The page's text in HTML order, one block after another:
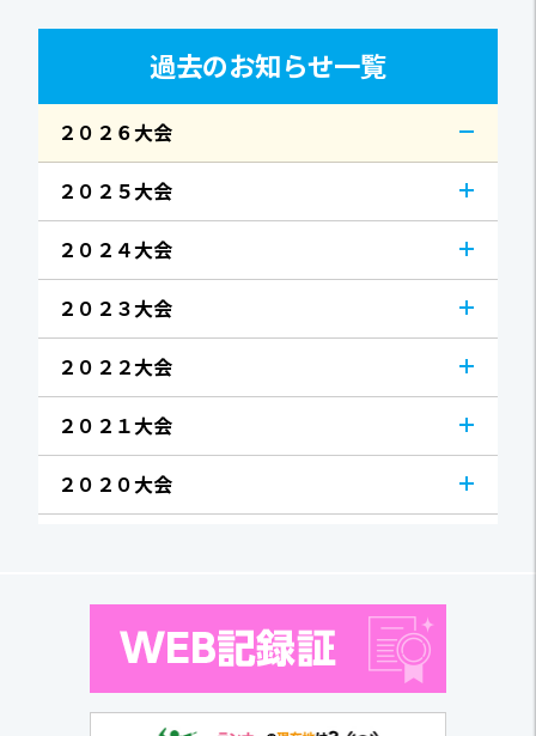
過去のお知らせ一覧
２０２６大会
２０２５大会
２０２４大会
２０２３大会
２０２２大会
２０２１大会
２０２０大会